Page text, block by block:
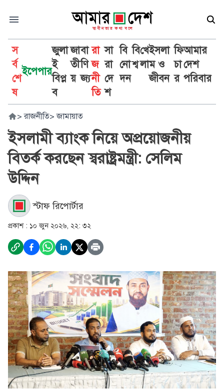
স
র্ব
শে
ষ
ইপেপার
জুলা
ই
বিপ্ল
ব
জা
তী
য়
বা
ণি
জ্য
রা
জ
নী
তি
সা
রা
দে
শ
বি
নো
দন
বি
শ্ব
খে
লা
ইসলা
ম ও
জীবন
ফি
চা
র
আমার
দেশ
পরিবার
> রাজনীতি> জামায়াত
ইসলামী ব্যাংক নিয়ে অপ্রয়োজনীয়
বিতর্ক করছেন স্বরাষ্ট্রমন্ত্রী: সেলিম
উদ্দিন
স্টাফ রিপোর্টার
প্রকাশ : ১০ জুন ২০২৬, ২২: ৩২